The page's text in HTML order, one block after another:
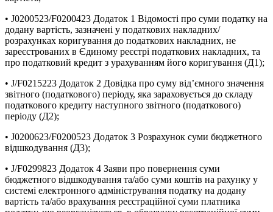
• J0200523/F0200423 Додаток 1 Відомості про суми податку на
додану вартість, зазначені у податкових накладних/
розрахунках коригування до податкових накладних, не
зареєстрованих в Єдиному реєстрі податкових накладних, та
про податковий кредит з урахуванням його коригування (Д1);
• J/F0215223 Додаток 2 Довідка про суму від’ємного значення
звітного (податкового) періоду, яка зараховується до складу
податкового кредиту наступного звітного (податкового)
періоду (Д2);
• J0200623/F0200523 Додаток 3 Розрахунок суми бюджетного
відшкодування (Д3);
• J/F0299823 Додаток 4 Заяви про повернення суми
бюджетного відшкодування та/або суми коштів на рахунку у
системі електронного адміністрування податку на додану
вартість та/або врахування реєстраційної суми платника